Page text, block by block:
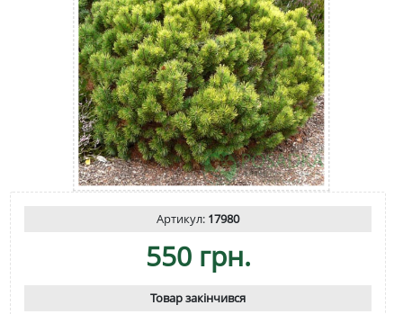
Артикул: 17980
550 грн.
Товар закінчився